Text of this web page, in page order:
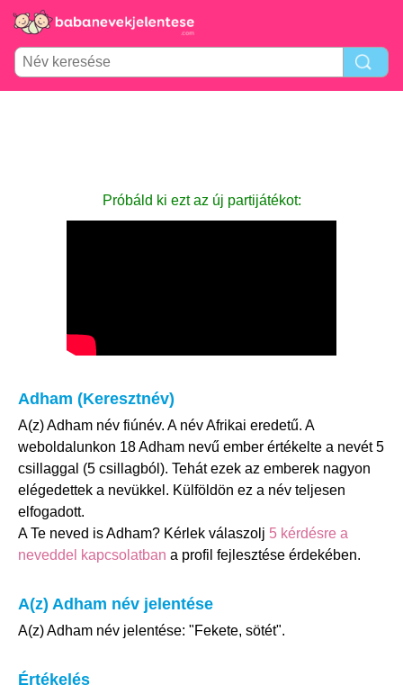
Próbáld ki ezt az új partijátékot:
Adham (Keresztnév)
A(z) Adham név fiúnév. A név Afrikai eredetű. A
weboldalunkon 18 Adham nevű ember értékelte a nevét 5
csillaggal (5 csillagból). Tehát ezek az emberek nagyon
elégedettek a nevükkel. Külföldön ez a név teljesen
elfogadott.
A Te neved is Adham? Kérlek válaszolj 5 kérdésre a
neveddel kapcsolatban a profil fejlesztése érdekében.
A(z) Adham név jelentése
A(z) Adham név jelentése: "Fekete, sötét".
Értékelés